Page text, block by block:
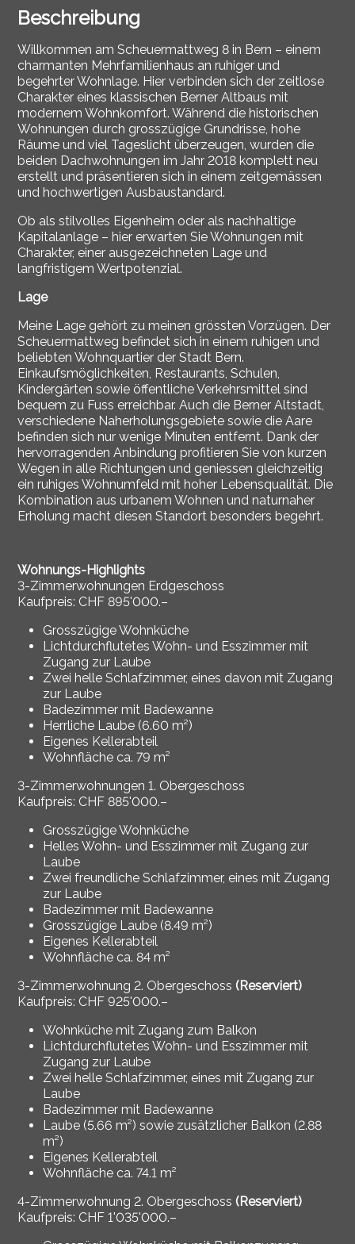
Beschreibung
Willkommen am Scheuermattweg 8 in Bern – einem
charmanten Mehrfamilienhaus an ruhiger und
begehrter Wohnlage. Hier verbinden sich der zeitlose
Charakter eines klassischen Berner Altbaus mit
modernem Wohnkomfort. Während die historischen
Wohnungen durch grosszügige Grundrisse, hohe
Räume und viel Tageslicht überzeugen, wurden die
beiden Dachwohnungen im Jahr 2018 komplett neu
erstellt und präsentieren sich in einem zeitgemässen
und hochwertigen Ausbaustandard.
Ob als stilvolles Eigenheim oder als nachhaltige
Kapitalanlage – hier erwarten Sie Wohnungen mit
Charakter, einer ausgezeichneten Lage und
langfristigem Wertpotenzial.
Lage
Meine Lage gehört zu meinen grössten Vorzügen. Der
Scheuermattweg befindet sich in einem ruhigen und
beliebten Wohnquartier der Stadt Bern.
Einkaufsmöglichkeiten, Restaurants, Schulen,
Kindergärten sowie öffentliche Verkehrsmittel sind
bequem zu Fuss erreichbar. Auch die Berner Altstadt,
verschiedene Naherholungsgebiete sowie dieAare
befinden sich nur wenige Minuten entfernt. Dank der
hervorragenden Anbindung profitieren Sie von kurzen
Wegen in alle Richtungen und geniessen gleichzeitig
ein ruhiges Wohnumfeld mit hoher Lebensqualität. Die
Kombination aus urbanem Wohnen und naturnaher
Erholung macht diesen Standort besonders begehrt.
Wohnungs-Highlights
3-Zimmerwohnungen Erdgeschoss
Kaufpreis: CHF 895'000.–
Grosszügige Wohnküche
Lichtdurchflutetes Wohn- und Esszimmer mit
Zugang zur Laube
Zwei helle Schlafzimmer, eines davon mit Zugang
zur Laube
Badezimmer mit Badewanne
Herrliche Laube (6.60 m²)
Eigenes Kellerabteil
Wohnfläche ca. 79 m²
3-Zimmerwohnungen 1. Obergeschoss
Kaufpreis: CHF 885'000.–
Grosszügige Wohnküche
Helles Wohn- und Esszimmer mit Zugang zur
Laube
Zwei freundliche Schlafzimmer, eines mit Zugang
zur Laube
Badezimmer mit Badewanne
Grosszügige Laube (8.49 m²)
Eigenes Kellerabteil
Wohnfläche ca. 84 m²
3-Zimmerwohnung 2. Obergeschoss (Reserviert)
Kaufpreis: CHF 925'000.–
Wohnküche mit Zugang zum Balkon
Lichtdurchflutetes Wohn- und Esszimmer mit
Zugang zur Laube
Zwei helle Schlafzimmer, eines mit Zugang zur
Laube
Badezimmer mit Badewanne
Laube (5.66 m²) sowie zusätzlicher Balkon (2.88
m²)
Eigenes Kellerabteil
Wohnfläche ca. 74.1 m²
4-Zimmerwohnung 2. Obergeschoss (Reserviert)
Kaufpreis: CHF 1'035'000.–